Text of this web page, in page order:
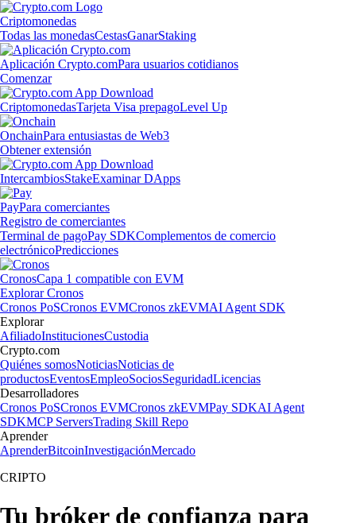
Criptomonedas
Todas las monedasCestasGanarStaking
Aplicación Crypto.comPara usuarios cotidianos
Comenzar
CriptomonedasTarjeta Visa prepagoLevel Up
OnchainPara entusiastas de Web3
Obtener extensión
IntercambiosStakeExaminar DApps
PayPara comerciantes
Registro de comerciantes
Terminal de pagoPay SDKComplementos de comercio
electrónicoPredicciones
CronosCapa 1 compatible con EVM
Explorar Cronos
Cronos PoSCronos EVMCronos zkEVMAI Agent SDK
Explorar
AfiliadoInstitucionesCustodia
Crypto.com
Quiénes somosNoticiasNoticias de
productosEventosEmpleoSociosSeguridadLicencias
Desarrolladores
Cronos PoSCronos EVMCronos zkEVMPay SDKAI Agent
SDKMCP ServersTrading Skill Repo
Aprender
AprenderBitcoinInvestigaciónMercado
CRIPTO
Tu bróker de confianza para